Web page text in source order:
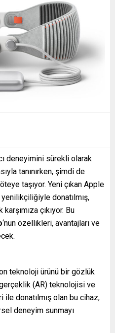
deneyimini sürekli olarak
tanınırken, şimdi de
taşıyor. Yeni çıkan Apple
donatılmış,
çıkıyor. Bu
‘nun özellikleri, avantajları ve
teknoloji ürünü bir gözlük
gerçeklik (AR) teknolojisi ve
donatılmış olan bu cihaz,
deneyim sunmayı